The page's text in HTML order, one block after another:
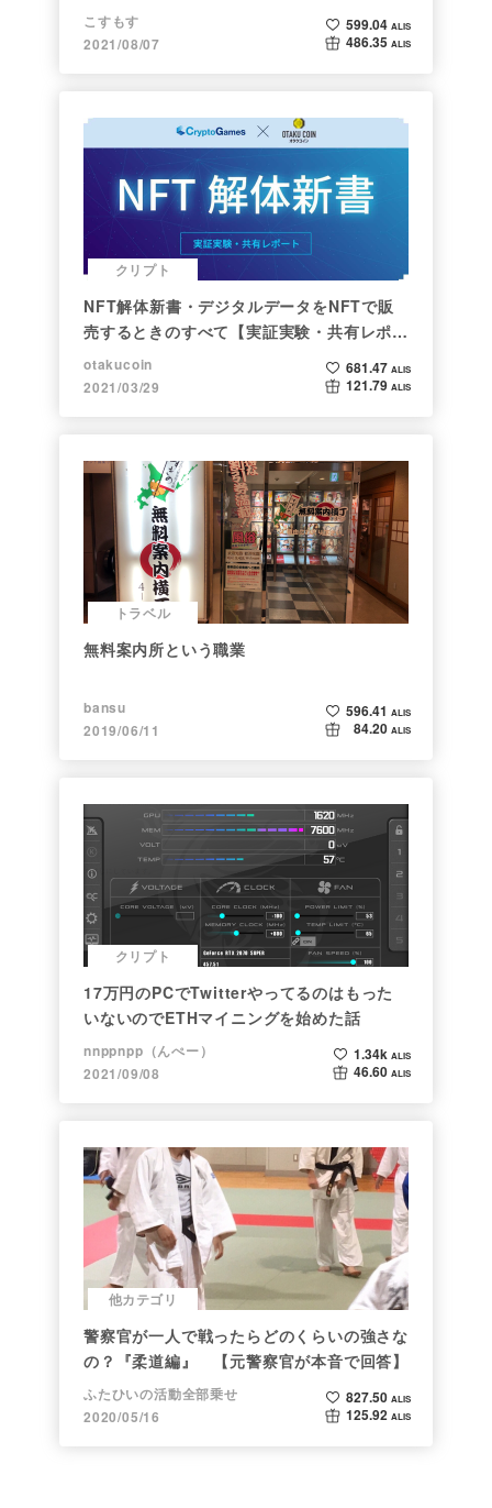
調べた
こすもす
2021/08/07
599.04 ALIS
486.35 ALIS
クリプト
NFT解体新書・デジタルデータをNFTで販
売するときのすべて【実証実験・共有レポー
ト】
otakucoin
2021/03/29
681.47 ALIS
121.79 ALIS
トラベル
無料案内所という職業
bansu
2019/06/11
596.41 ALIS
84.20 ALIS
クリプト
17万円のPCでTwitterやってるのはもった
いないのでETHマイニングを始めた話
nnppnpp（んぺー）
2021/09/08
1.34k ALIS
46.60 ALIS
他カテゴリ
警察官が一人で戦ったらどのくらいの強さな
の？『柔道編』 【元警察官が本音で回答】
ふたひいの活動全部乗せ
2020/05/16
827.50 ALIS
125.92 ALIS